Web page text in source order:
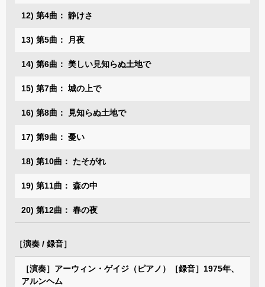
12) 第4曲： 静けさ
13) 第5曲： 月夜
14) 第6曲： 美しい見知らぬ土地で
15) 第7曲： 城の上で
16) 第8曲： 見知らぬ土地で
17) 第9曲： 憂い
18) 第10曲： たそがれ
19) 第11曲： 森の中
20) 第12曲： 春の夜
［演奏 / 録音］
［演奏］アーウィン・ゲイジ（ピアノ）［録音］1975年、
アルンヘム